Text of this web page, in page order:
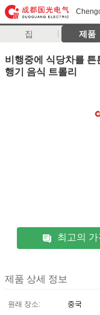
집 제품
비행중에 식당차를
행기 음식 트롤리
최고의 가
제품 상세 정보
원래 장소:
중국